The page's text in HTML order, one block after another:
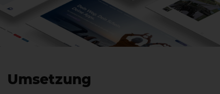
Umsetzung